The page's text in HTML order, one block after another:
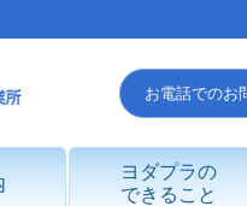
お電話でのお
ヨダプラの
できること